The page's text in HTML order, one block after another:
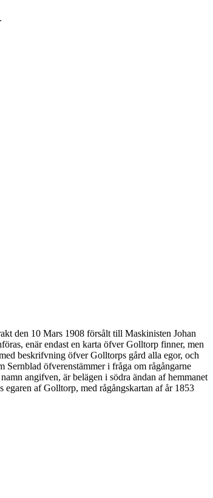
den 10 Mars 1908 försålt till Maskinisten Johan
enär endast en karta öfver Golltorp finner, men
beskrifvning öfver Golltorps gård alla egor, och
öfverenstämmer i fråga om rågångarne
angifven, är belägen i södra ändan af hemmanet
af Golltorp, med rågångskartan af år 1853